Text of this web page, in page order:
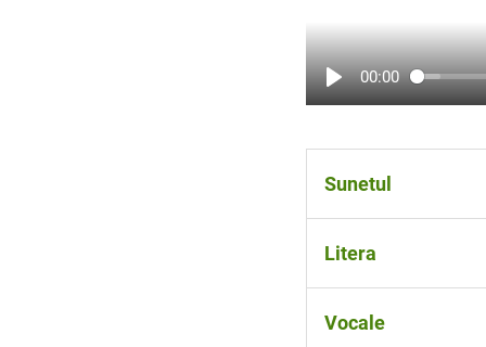
00:00
Sunetul
Este
Sunetele se
Litera
Este semnul scris
Literele
Vocale